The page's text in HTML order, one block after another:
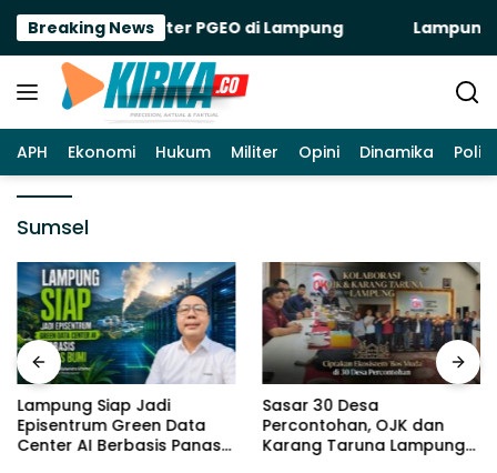
Langsung
konten
Breaking News
Data Center PGEO di Lampung Lampung
APH Ekonomi Hukum Militer Opini Dinamika
Sumsel
Lampung Siap Jadi
Episentrum Green Data
Center AI Berbasis Panas
Sasar 30 Desa
Percontohan, OJK dan
Karang Taruna Lampung